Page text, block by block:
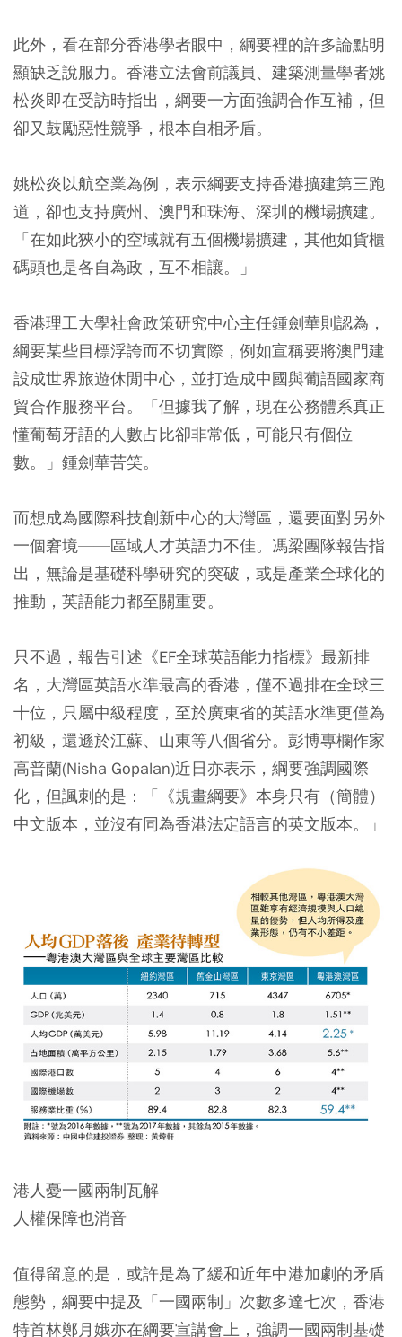
此外，看在部分香港學者眼中，綱要裡的許多論點明
顯缺乏說服力。香港立法會前議員、建築測量學者姚
松炎即在受訪時指出，綱要一方面強調合作互補，但
卻又鼓勵惡性競爭，根本自相矛盾。
姚松炎以航空業為例，表示綱要支持香港擴建第三跑
道，卻也支持廣州、澳門和珠海、深圳的機場擴建。
「在如此狹小的空域就有五個機場擴建，其他如貨櫃
碼頭也是各自為政，互不相讓。」
香港理工大學社會政策研究中心主任鍾劍華則認為，
綱要某些目標浮誇而不切實際，例如宣稱要將澳門建
設成世界旅遊休閒中心，並打造成中國與葡語國家商
貿合作服務平台。「但據我了解，現在公務體系真正
懂葡萄牙語的人數占比卻非常低，可能只有個位
數。」鍾劍華苦笑。
而想成為國際科技創新中心的大灣區，還要面對另外
一個窘境——區域人才英語力不佳。馮梁團隊報告指
出，無論是基礎科學研究的突破，或是產業全球化的
推動，英語能力都至關重要。
只不過，報告引述《EF全球英語能力指標》最新排
名，大灣區英語水準最高的香港，僅不過排在全球三
十位，只屬中級程度，至於廣東省的英語水準更僅為
初級，還遜於江蘇、山東等八個省分。彭博專欄作家
高普蘭(Nisha Gopalan)近日亦表示，綱要強調國際
化，但諷刺的是：「《規畫綱要》本身只有（簡體）
中文版本，並沒有同為香港法定語言的英文版本。」
港人憂一國兩制瓦解
人權保障也消音
值得留意的是，或許是為了緩和近年中港加劇的矛盾
態勢，綱要中提及「一國兩制」次數多達七次，香港
特首林鄭月娥亦在綱要宣講會上，強調一國兩制基礎